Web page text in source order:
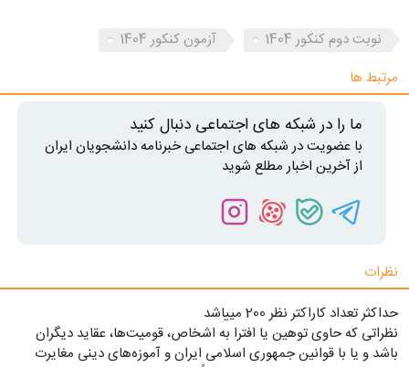
نوبت دوم کنکور 1404
آزمون کنکور 1404
مرتبط ها
ما را در شبکه های اجتماعی دنبال کنید
با عضویت در شبکه های اجتماعی خبرنامه دانشجویان ایران
از آخرین اخبار مطلع شوید
نظرات
حداکثر تعداد کاراکتر نظر 200 ميياشد
نظراتی که حاوی توهین یا افترا به اشخاص، قومیت‌ها، عقاید دیگران
باشد و یا با قوانین جمهوری اسلامی ایران و آموزه‌های دینی مغایرت